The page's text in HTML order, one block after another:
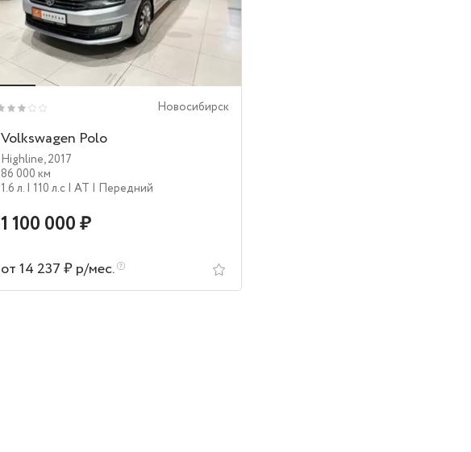
Новосибирск
Volkswagen Polo
Highline,2017
86 000 км
1.6 л. | 110 л.c | AT | Передний
1 100 000 ₽
от 14 237 ₽ р/мес.